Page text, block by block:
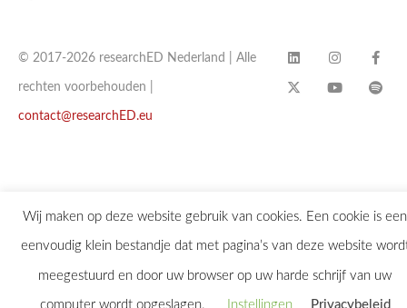
© 2017-2026 researchED Nederland | Alle
rechten voorbehouden |
contact@researchED.eu
Wij maken op deze website gebruik van cookies. Een cookie is een
eenvoudig klein bestandje dat met pagina’s van deze website
meegestuurd en door uw browser op uw harde schrijf van uw
computer wordt opgeslagen. Instellingen Privacybeleid